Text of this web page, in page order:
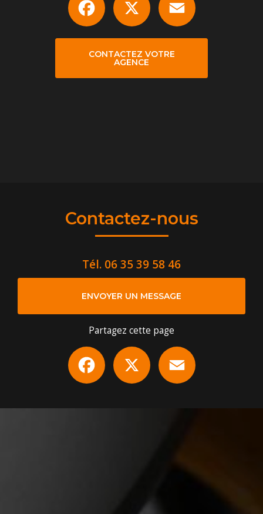
CONTACTEZ VOTRE
AGENCE
Contactez-nous
Tél. 06 35 39 58 46
ENVOYER UN MESSAGE
Partagez cette page
Facebook